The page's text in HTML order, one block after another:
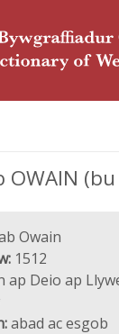
OWAIN
Owain
1512
ap Deio ap
abad ac esgob